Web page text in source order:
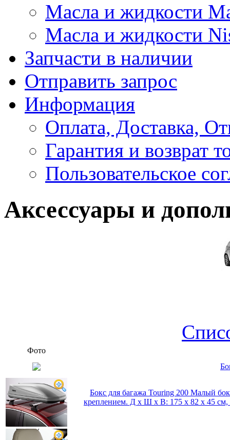
Масла и жидкости
Масла и жидкости
Запчасти в наличии
Отправить запрос
Информация
Оплата, Доставка,
Гарантия и возврат
Пользовательское
Аксессуары и
Фото
Бокс для багажа Touring 200 Малый
креплением. Д х Ш х В: 175 x 82 x 45 см,